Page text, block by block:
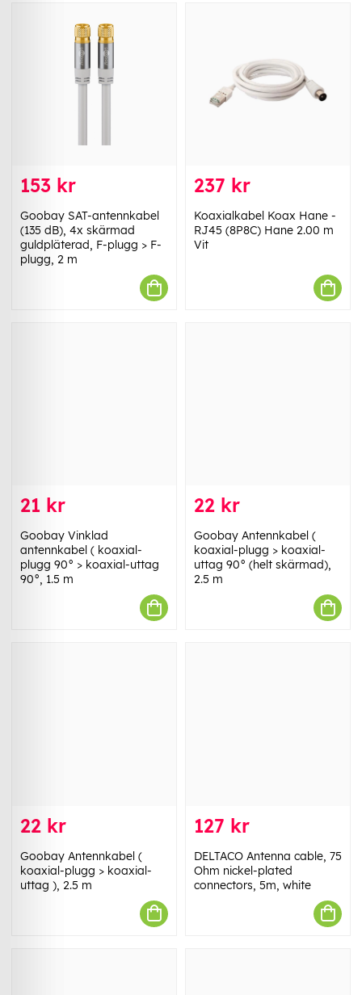
153 kr
Goobay SAT-antennkabel
(135 dB), 4x skärmad
guldpläterad, F-plugg > F-
plugg, 2 m
237 kr
Koaxialkabel Koax Hane -
RJ45 (8P8C) Hane 2.00 m
Vit
21 kr
Goobay Vinklad
antennkabel ( koaxial-
plugg 90° > koaxial-uttag
90°, 1.5 m
22 kr
Goobay Antennkabel (
koaxial-plugg > koaxial-
uttag 90° (helt skärmad),
2.5 m
22 kr
Goobay Antennkabel (
koaxial-plugg > koaxial-
uttag ), 2.5 m
127 kr
DELTACO Antenna cable, 75
Ohm nickel-plated
connectors, 5m, white